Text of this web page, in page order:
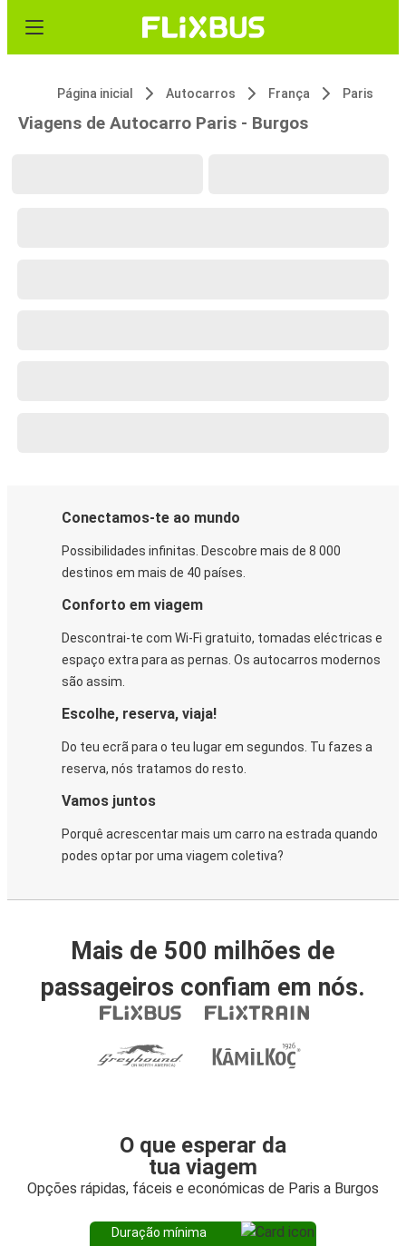
Página inicial Autocarros França Paris
Viagens de Autocarro Paris - Burgos
Conectamos-te ao mundo
Possibilidades infinitas. Descobre mais de 8 000
destinos em mais de 40 países.
Conforto em viagem
Descontrai-te com Wi-Fi gratuito, tomadas eléctricas e
espaço extra para as pernas. Os autocarros modernos
são assim.
Escolhe, reserva, viaja!
Do teu ecrã para o teu lugar em segundos. Tu fazes a
reserva, nós tratamos do resto.
Vamos juntos
Porquê acrescentar mais um carro na estrada quando
podes optar por uma viagem coletiva?
Mais de 500 milhões de
passageiros confiam em nós.
O que esperar da
tua viagem
Opções rápidas, fáceis e económicas de Paris a Burgos
Duração mínima